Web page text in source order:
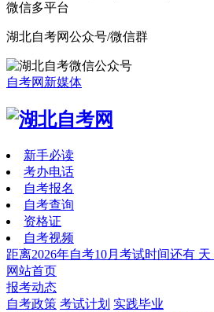
微信多平台
湖北自考网公众号/微信群
自考网新媒体
新手必读
考办电话
自考报名
自考查询
资格证
自考视频
距离2026年自考10月考试时间还有 天
网站首页
报考动态
自考政策 考试计划 实践毕业